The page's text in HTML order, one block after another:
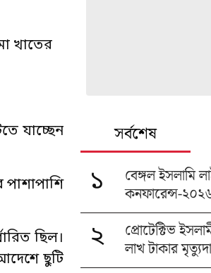
খাতের
যাচ্ছেন
পাশাপাশি
ছিল।
ছুটি
সর্বশেষ
১
বেঙ্গল ইসলামি
কনফারেন্স-
২
প্রোটেক্টিভ
লাখ টাকার